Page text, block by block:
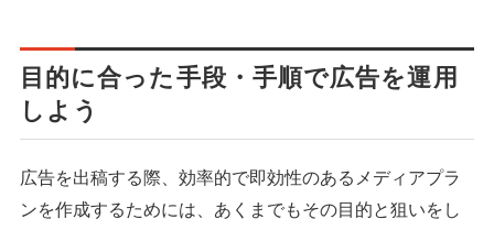
目的に合った手段・手順で広告を運用
しよう
広告を出稿する際、効率的で即効性のあるメディアプラ
ンを作成するためには、あくまでもその目的と狙いをし